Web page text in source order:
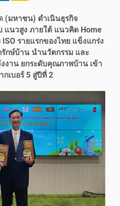
(มหาชน) ดำเนินธุรกิจ
แนวสูง ภายใต้ แนวคิด Home
รายแรกของไทย แข็งแกร่ง
กษ์บ้าน นำนวัตกรรม และ
งาน ยกระดับคุณภาพบ้าน เข้า
กเบอร์ 5 สู่ปีที่ 2